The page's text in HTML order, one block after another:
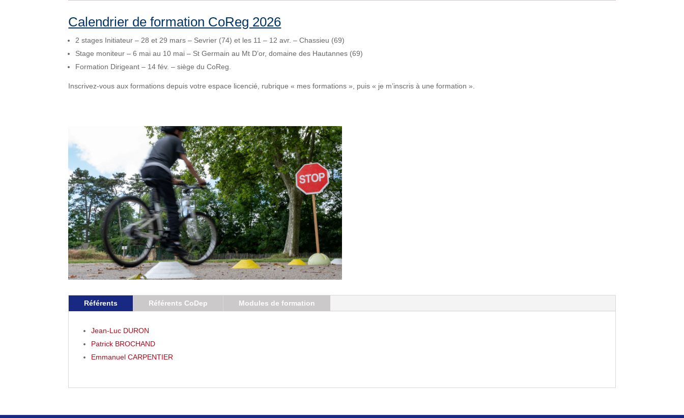
Calendrier de formation CoReg 2026
2 stages Initiateur – 28 et 29 mars – Sevrier (74) et les 11 – 12 avr. – Chassieu (69)
Stage moniteur – 6 mai au 10 mai – St Germain au Mt D’or, domaine des Hautannes (69)
Formation Dirigeant – 14 fév. – siège du CoReg.
Inscrivez-vous aux formations depuis votre espace licencié, rubrique « mes formations », puis « je m’inscris à une formation ».
Référents Référents CoDep Modules de formation
Jean-Luc DURON
Patrick BROCHAND
Emmanuel CARPENTIER